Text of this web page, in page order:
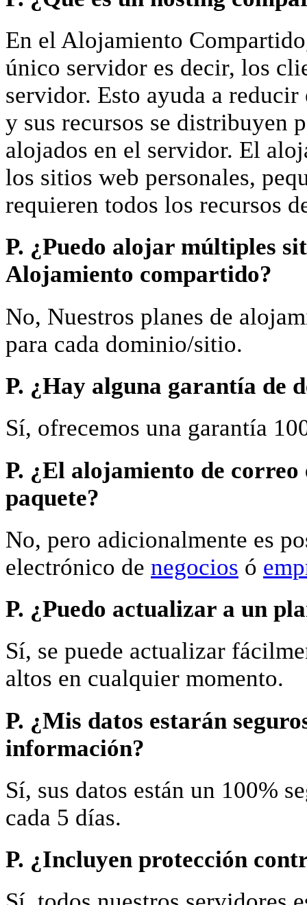
En el Alojamiento
único servidor es decir, los
servidor. Esto ayuda a
y sus recursos se distribuyen
alojados en el servidor. El
los sitios web personales,
requieren todos los recursos
P. ¿Puedo alojar múltiples
Alojamiento compartido?
No, Nuestros planes de
para cada dominio/sitio.
P. ¿Hay alguna garantía de
Sí, ofrecemos una garantía
P. ¿El alojamiento de
paquete?
No, pero adicionalmente es
electrónico de negocios ó
P. ¿Puedo actualizar a un
Sí, se puede actualizar
altos en cualquier momento.
P. ¿Mis datos estarán
información?
Sí, sus datos están un 100%
cada 5 días.
P. ¿Incluyen protección